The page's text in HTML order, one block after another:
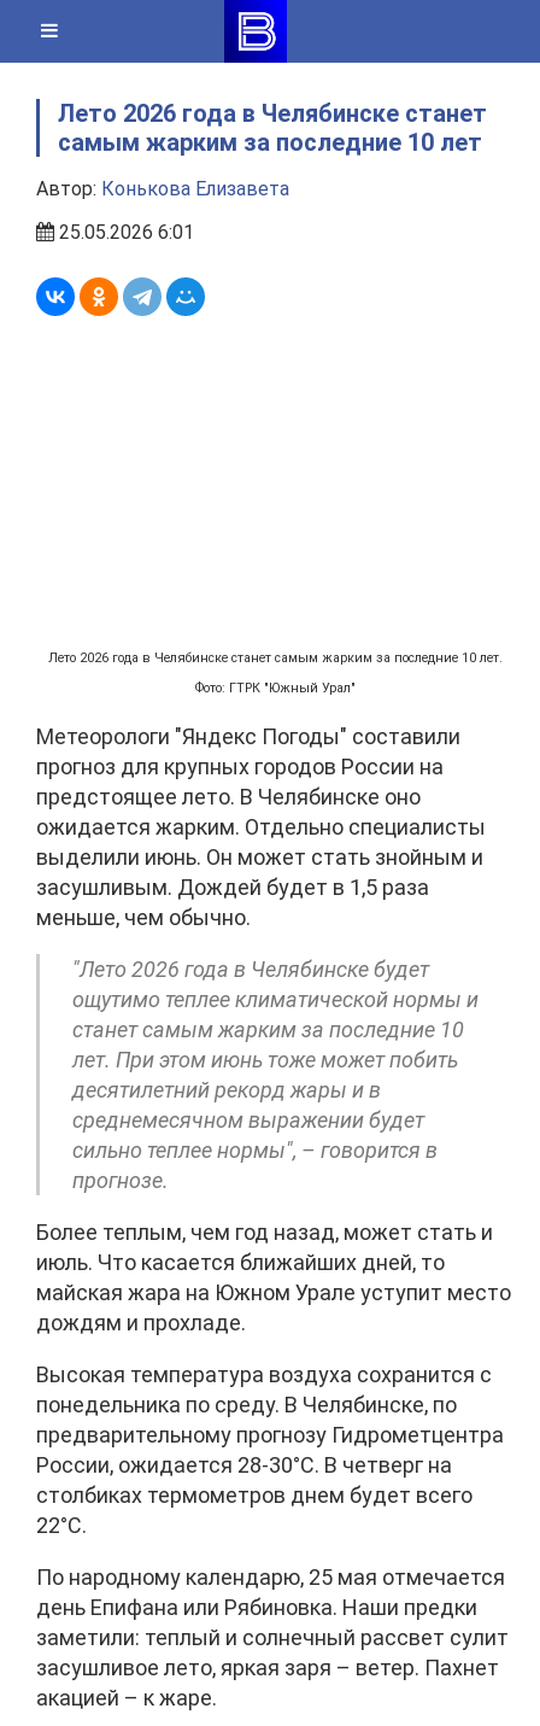
content
Лето 2026 года в Челябинске станет
самым жарким за последние 10 лет
Автор: Конькова Елизавета
25.05.2026 6:01
Лето 2026 года в Челябинске станет самым жарким за последние 10 лет.
Фото: ГТРК "Южный Урал"
Метеорологи "Яндекс Погоды" составили
прогноз для крупных городов России на
предстоящее лето. В Челябинске оно
ожидается жарким. Отдельно специалисты
выделили июнь. Он может стать знойным и
засушливым. Дождей будет в 1,5 раза
меньше, чем обычно.
"Лето 2026 года в Челябинске будет
ощутимо теплее климатической нормы и
станет самым жарким за последние 10
лет. При этом июнь тоже может побить
десятилетний рекорд жары и в
среднемесячном выражении будет
сильно теплее нормы", – говорится в
прогнозе.
Более теплым, чем год назад, может стать и
июль. Что касается ближайших дней, то
майская жара на Южном Урале уступит место
дождям и прохладе.
Высокая температура воздуха сохранится с
понедельника по среду. В Челябинске, по
предварительному прогнозу Гидрометцентра
России, ожидается 28-30°С. В четверг на
столбиках термометров днем будет всего
22°С.
По народному календарю, 25 мая отмечается
день Епифана или Рябиновка. Наши предки
заметили: теплый и солнечный рассвет сулит
засушливое лето, яркая заря – ветер. Пахнет
акацией – к жаре.